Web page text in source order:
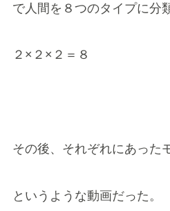
で人間を８つのタイプに分
２×２×２＝８
その後、それぞれにあった
というような動画だった。